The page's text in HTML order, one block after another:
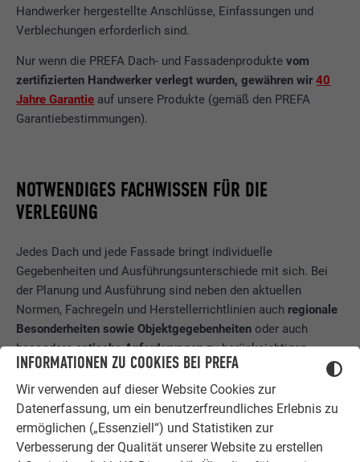
INFORMATIONEN ZU COOKIES BEI PREFA
Wir verwenden auf dieser Website Cookies zur
Datenerfassung, um ein benutzerfreundliches Erlebnis zu
ermöglichen („Essenziell“) und Statistiken zur
Verbesserung der Qualität unserer Website zu erstellen
Handwerker hergestellte Anschlüsse, Einfassungen und
Verblechungen erforderlich sind.
Nur wenn die PREFA Dach- und Fassadenproduktevom
zertifizierten Handwerker verlegt wurden, gewähren wir40
Jahre Garantie auf unsere Produkte (gemäß den PREFA
Garantiebestimmungen).
NOTWENDIGES FACHWISSEN FÜR DIE
VERLEGUNG
Jedes Dach und jede Fassade bringt individuelle
Gegebenheiten und Ausführungsunterschiede mit sich. Bei
der Planung und Ausführung sind neben den aktuellen
Normen, Fachregeln und Herstellerrichtlinien auch regionale
Besonderheiten sowie Objektgegebenheiten oder auch
besondereoptische Anforderungenzu berücksichtigen.
funktionelle, langlebige Dacheindeckung bzw.
Fassadenbekleidung und könnenaufgrund des Fachwissens
vom geschulten Verlegepartnerberücksichtigt werden: